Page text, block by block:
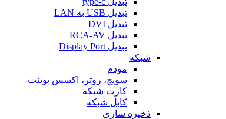
تبدیل USB به LAN
تبدیل DVI
تبدیل RCA-AV
تبدیل Display Port
شبکه
مودم
سویچ، روتر، اکسس پوینت
کارت شبکه
کابل شبکه
ذخیره سازی